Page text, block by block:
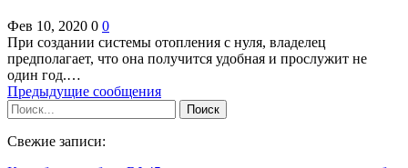
Фев 10, 2020 0 0
При создании системы отопления с нуля, владелец
предполагает, что она получится удобная и прослужит не
один год.…
Предыдущие сообщения
Свежие записи: